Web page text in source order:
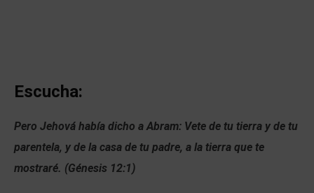
Escucha:
Pero Jehová había dicho a Abram: Vete de tu tierra y de tu
parentela, y de la casa de tu padre, a la tierra que te
mostraré. (Génesis 12:1)